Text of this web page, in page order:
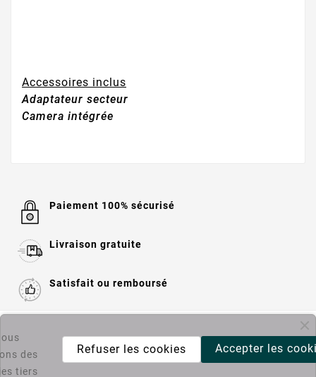
Accessoires inclus
Adaptateur secteur
Camera intégrée
Paiement 100% sécurisé
Livraison gratuite
Satisfait ou remboursé
Informations 
Catégories
des
tiers
Accepter les
Refuser les cookies